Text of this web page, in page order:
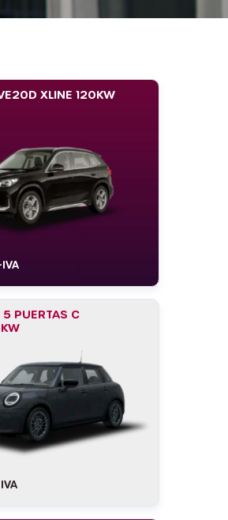
XLINE 120KW
PUERTAS C